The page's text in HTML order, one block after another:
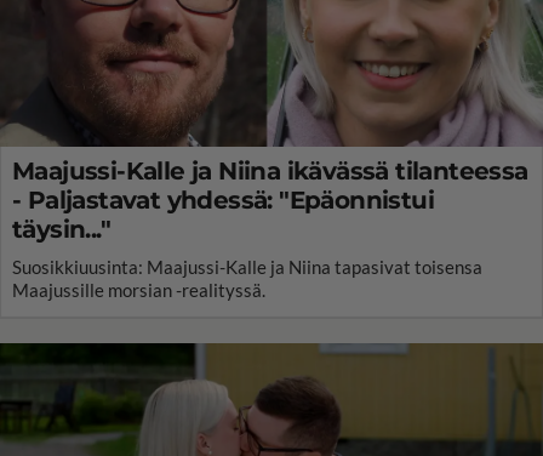
Maajussi-Kalle ja Niina ikävässä tilanteessa
- Paljastavat yhdessä: "Epäonnistui
täysin..."
Suosikkiuusinta: Maajussi-Kalle ja Niina tapasivat toisensa
Maajussille morsian -realityssä.